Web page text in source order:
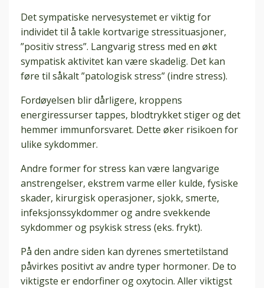
Det sympatiske nervesystemet er viktig for
individet til å takle kortvarige stressituasjoner,
”positiv stress”. Langvarig stress med en økt
sympatisk aktivitet kan være skadelig. Det kan
føre til såkalt ”patologisk stress” (indre stress).
Fordøyelsen blir dårligere, kroppens
energiressurser tappes, blodtrykket stiger og det
hemmer immunforsvaret. Dette øker risikoen for
ulike sykdommer.
Andre former for stress kan være langvarige
anstrengelser, ekstrem varme eller kulde, fysiske
skader, kirurgisk operasjoner, sjokk, smerte,
infeksjonssykdommer og andre svekkende
sykdommer og psykisk stress (eks. frykt).
På den andre siden kan dyrenes smertetilstand
påvirkes positivt av andre typer hormoner. De to
viktigste er endorfiner og oxytocin. Aller viktigst